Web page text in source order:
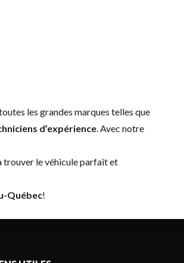
les grandes marques telles que
d’expérience. Avec notre
trouver le véhicule parfait et
Québec!